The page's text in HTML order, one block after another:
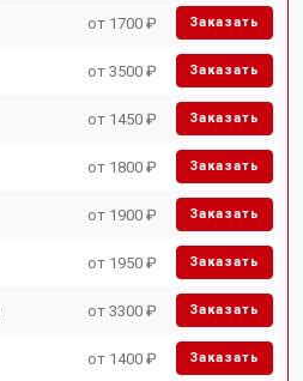
от 1700 ₽ Заказать
от 3500 ₽ Заказать
от 1450 ₽ Заказать
от 1800 ₽ Заказать
от 1900 ₽ Заказать
от 1950 ₽ Заказать
от 3300 ₽ Заказать
от 1400 ₽ Заказать